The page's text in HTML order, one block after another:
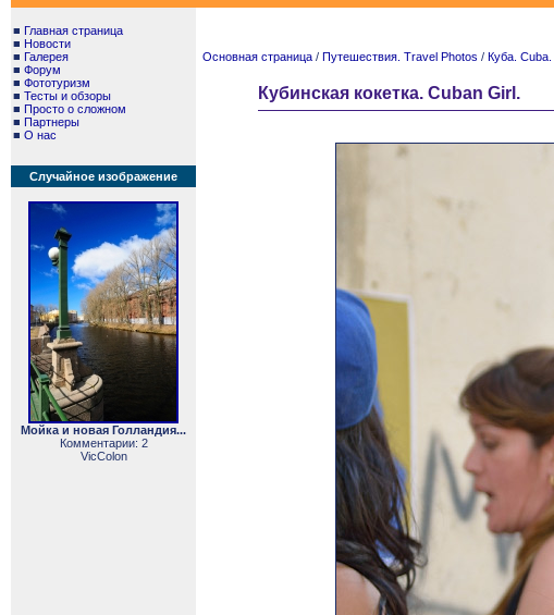
■ Главная страница
■ Новости
■ Галерея
■ Форум
■ Фототуризм
■ Тесты и обзоры
■ Просто о сложном
■ Партнеры
■ О нас
Случайное изображение
Мойка и новая Голландия...
Комментарии: 2
VicColon
Основная страница / Путешествия. Travel Photos / Куба. Cuba.
Кубинская кокетка. Cuban Girl.